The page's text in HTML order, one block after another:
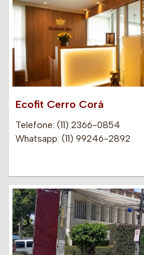
Ecofit Cerro Corá
Telefone: (11) 2366-0854
Whatsapp: (11) 99246-2892